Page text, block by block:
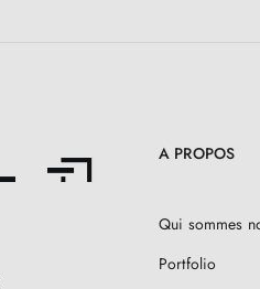
A PROPOS
Qui sommes
Portfolio